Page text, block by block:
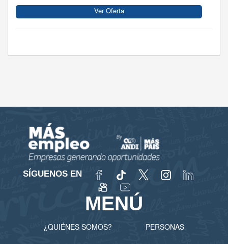
Ver Oferta
SÍGUENOS EN
MENÚ
¿QUIÉNES SOMOS? PERSONAS